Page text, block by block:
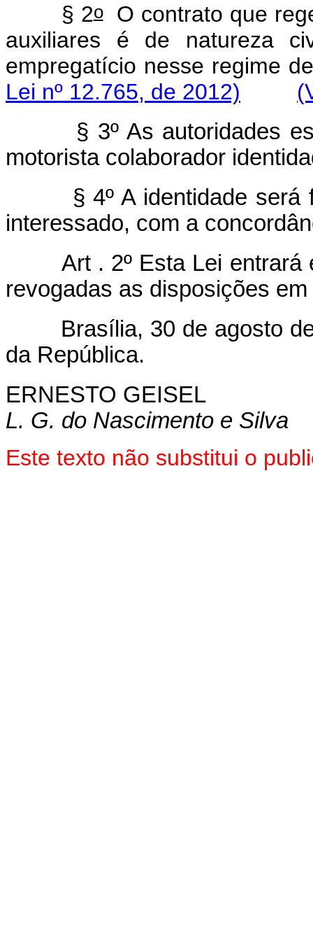
§ 2oO contrato que
auxiliares é de natureza
empregatício nesse regime
Lei nº 12.765, de 2012)
§ 3º As autoridades
motorista colaborador
§ 4º A identidade
interessado, com a
Art . 2º Esta Lei
revogadas as disposições
Brasília, 30 de agosto de
da República.
ERNESTO GEISEL
L. G. do Nascimento e Silva
Este texto não substitui o